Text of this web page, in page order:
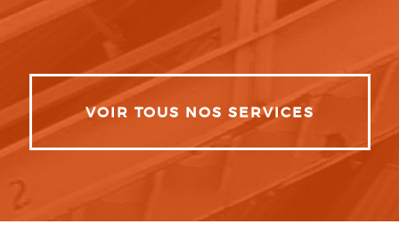
VOIR TOUS NOS SERVICES